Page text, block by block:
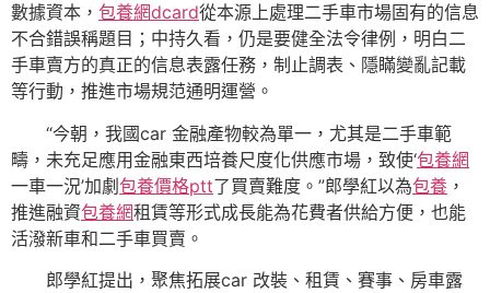
數據資本， 包養網dcard從本源上處理二手車市場固有的信息
不合錯誤稱題目；中持久看，仍是要健全法令律例，明白二
手車賣方的真正的信息表露任務，制止調表、隱瞞變亂記載
等行動，推進市場規范通明運營。
“今朝，我國car 金融產物較為單一，尤其是二手車範
疇，未充足應用金融東西培養尺度化供應市場，致使‘包養網
一車一況’加劇包養價格ptt了買賣難度。”郎學紅以為包養 ，
推進融資包養網租賃等形式成長能為花費者供給方便，也能
活潑新車和二手車買賣。
郎學紅提出，聚焦拓展car 改裝、租賃、賽事、房車露